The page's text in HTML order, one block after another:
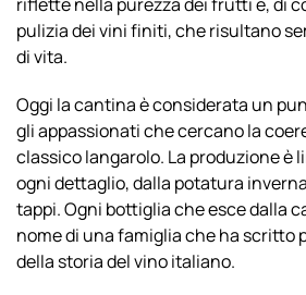
pulizia dei vini finiti, che risultano
di vita.
Oggi la cantina è considerata un
gli appassionati che cercano la
classico langarolo. La produzione è
ogni dettaglio, dalla potatura
tappi. Ogni bottiglia che esce dalla
nome di una famiglia che ha scritto
della storia del vino italiano.